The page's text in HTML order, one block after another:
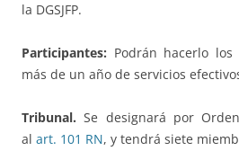
la DGSJFP.
Participantes: Podrán hacerlo
más de un año de servicios
Tribunal. Se designará por
al art. 101 RN, y tendrá siete